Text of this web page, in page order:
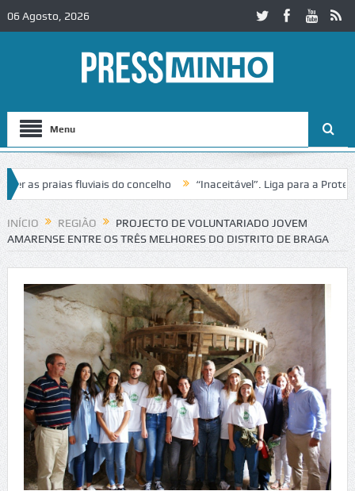
06 Agosto, 2026
Menu
praias fluviais do concelho “Inaceitável”. Liga para a Proteção
de trânsito no IC2 em Alcobaça Igreja do Castelo de Cerveira
INÍCIO REGIÃO
PROJECTO DE VOLUNTARIADO JOVEM
AMARENSE ENTRE OS TRÊS MELHORES DO DISTRITO DE BRAGA